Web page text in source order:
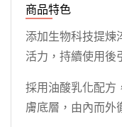
商品特色
添加生物科技提煉
活力，持續使用後
採用油酸乳化配方
膚底層，由內而外